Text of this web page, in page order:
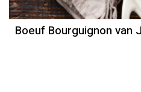
Boeuf Bourguignon van